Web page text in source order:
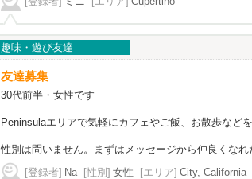
趣味・遊び友達
友達募集
30代前半・女性です
Peninsulaエリアで気軽にカフェやご飯、お散歩など
性別は問いません。まずはメッセージから仲良くな
[登録者] Na [性別] 女性 [エリア] City, California